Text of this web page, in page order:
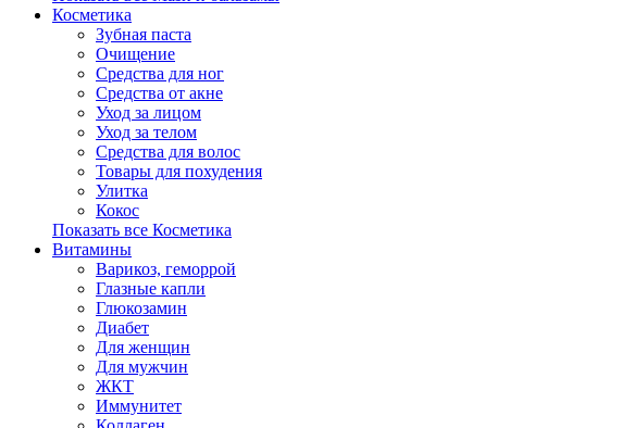
Косметика
Зубная паста
Очищение
Средства для ног
Средства от акне
Уход за лицом
Уход за телом
Средства для волос
Товары для похудения
Улитка
Кокос
Показать все Косметика
Витамины
Варикоз, геморрой
Глазные капли
Глюкозамин
Диабет
Для женщин
Для мужчин
ЖКТ
Иммунитет